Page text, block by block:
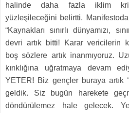
halinde daha fazla iklim
yüzleşileceğini belirtti.
“Kaynakları sınırlı dünyamızı,
devri artık bitti! Karar vericilerin
boş sözlere artık inanmıyoruz.
kırıklığına uğratmaya devam
YETER! Biz gençler buraya artık
geldik. Siz bugün harekete
döndürülemez hale gelecek.